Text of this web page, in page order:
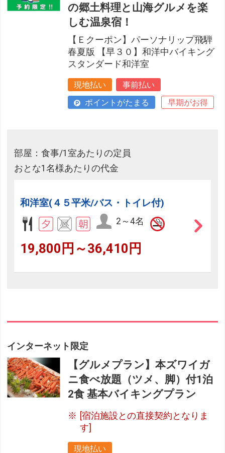
の郷土料理と山海グルメを楽
しむ温泉宿！
【Ｅクーポン】パーソナリップ飛騨
春夏版 【早３０】和洋中バイキング
スタンダード和洋室
現地払い
事前払い
ポイントがたまる
早期がお得
部屋：食事/1室あたりの定員
おとな1名様あたりの代金
和洋室(４５平米/バス・トイレ付)
2～4名
19,800円～36,410円
インターネット限定
【グルメプラン】本ズワイガ
ニ食べ放題（ツメ、脚）付1泊
2食 基本バイキングプラン
[宿泊施設との直接契約となりま
す]
現地払い